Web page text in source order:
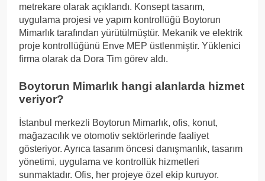
metrekare olarak açıklandı. Konsept tasarım,
uygulama projesi ve yapım kontrollüğü Boytorun
Mimarlık tarafından yürütülmüştür. Mekanik ve elektrik
proje kontrollüğünü Enve MEP üstlenmiştir. Yüklenici
firma olarak da Dora Tim görev aldı.
Boytorun Mimarlık hangi alanlarda hizmet
veriyor?
İstanbul merkezli Boytorun Mimarlık, ofis, konut,
mağazacılık ve otomotiv sektörlerinde faaliyet
gösteriyor. Ayrıca tasarım öncesi danışmanlık, tasarım
yönetimi, uygulama ve kontrollük hizmetleri
sunmaktadır. Ofis, her projeye özel ekip kuruyor.